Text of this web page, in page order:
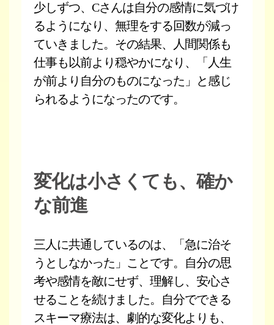
少しずつ、Cさんは自分の感情に気づけ
るようになり、無理をする回数が減っ
ていきました。その結果、人間関係も
仕事も以前より穏やかになり、「人生
が前より自分のものになった」と感じ
られるようになったのです。
変化は小さくても、確か
な前進
三人に共通しているのは、「急に治そ
うとしなかった」ことです。自分の思
考や感情を敵にせず、理解し、安心さ
せることを続けました。自分でできる
スキーマ療法は、劇的な変化よりも、